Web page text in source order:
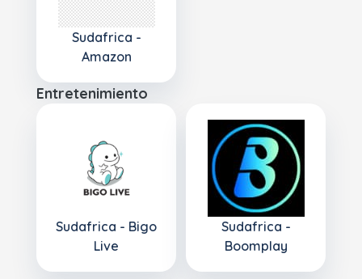
Sudafrica -
Amazon
Entretenimiento
Sudafrica - Bigo
Live
Sudafrica -
Boomplay